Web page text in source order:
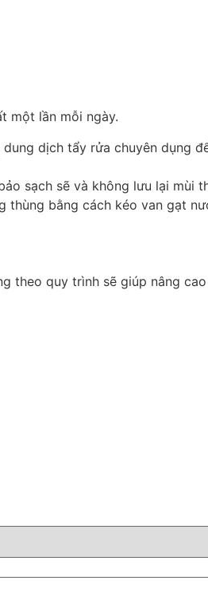
một lần mỗi ngày.
dịch tẩy rửa chuyên dụng
sạch sẽ và không lưu lại mùi
bằng cách kéo van gạt
theo quy trình sẽ giúp nâng